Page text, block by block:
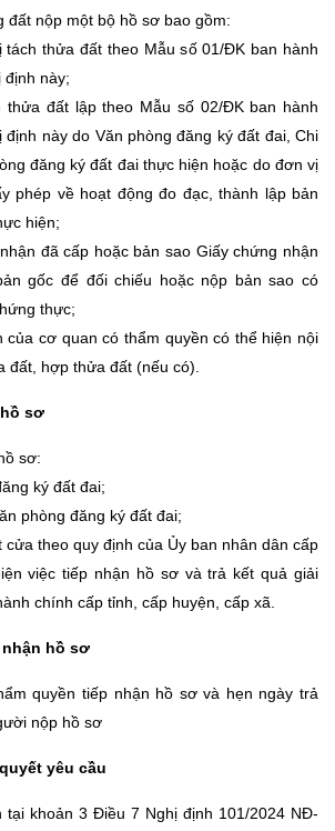
đất nộp một bộ hồ sơ bao gồm:
thửa đất theo Mẫu số 01/ĐK ban hành
định này;
thửa đất lập theo Mẫu số 02/ĐK ban hành
định này do Văn phòng đăng ký đất đai, Chi
đăng ký đất đai thực hiện hoặc do đơn vị
phép về hoạt động đo đạc, thành lập bản
hiện;
đã cấp hoặc bản sao Giấy chứng nhận
gốc để đối chiếu hoặc nộp bản sao có
thực;
của cơ quan có thẩm quyền có thể hiện nội
đất, hợp thửa đất (nếu có).
sơ
sơ:
ký đất đai;
phòng đăng ký đất đai;
cửa theo quy định của Ủy ban nhân dân cấp
việc tiếp nhận hồ sơ và trả kết quả giải
chính cấp tỉnh, cấp huyện, cấp xã.
hồ sơ
quyền tiếp nhận hồ sơ và hẹn ngày trả
nộp hồ sơ
yêu cầu
tại khoản 3 Điều 7 Nghị định 101/2024 NĐ-